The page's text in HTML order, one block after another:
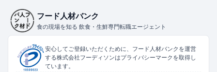
フード人材バンク
食の現場を知る 飲食・生鮮専門転職エージェント
安心してご登録いただくために、フード人材バンクを運営
する株式会社フーディソンはプライバシーマークを取得し
ています。